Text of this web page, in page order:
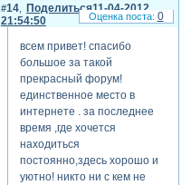
Поделиться
14
11-04-2012
21:54:50
всем привет! спасибо
большое за такой
прекрасный форум!
единственное место в
интернете . за последнее
время ,где хочется
находиться
постоянно,здесь хорошо и
уютно! никто ни с кем не
0